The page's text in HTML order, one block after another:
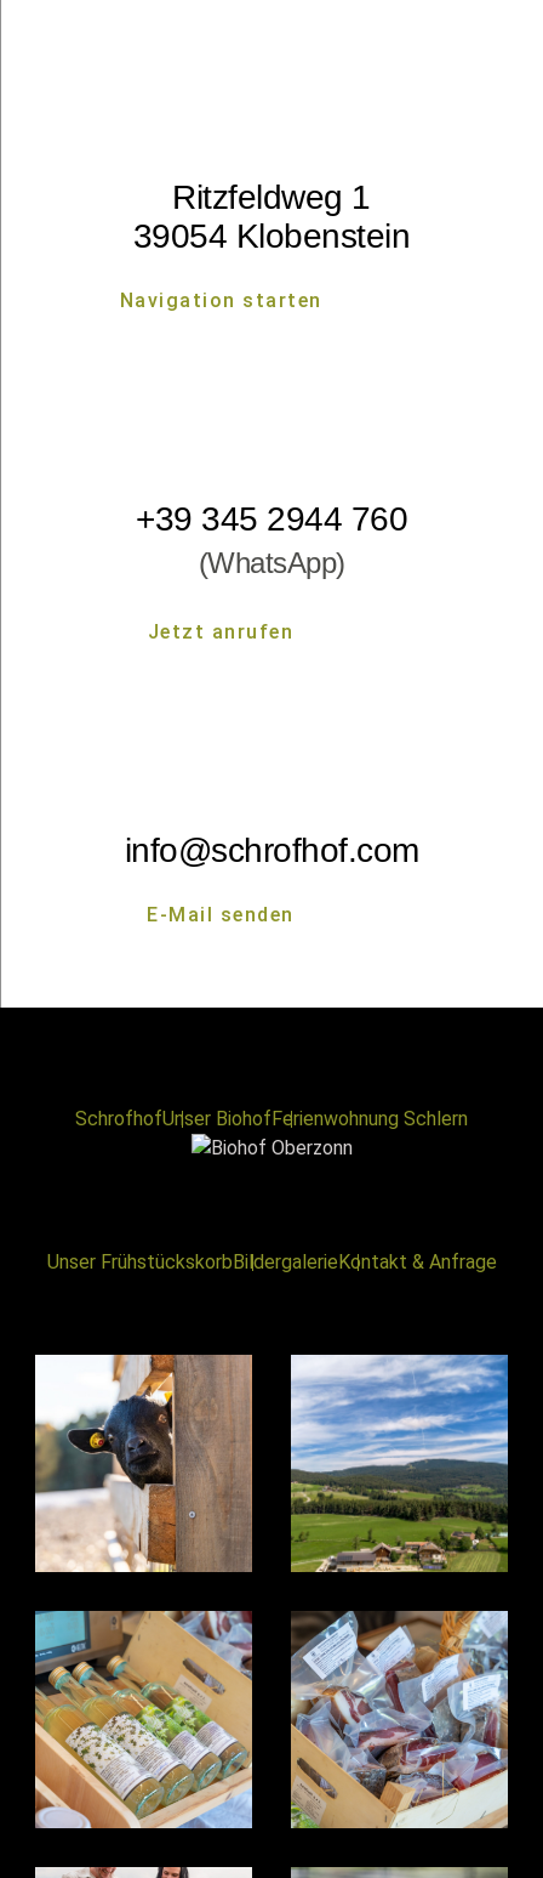
Ritzfeldweg 1
39054 Klobenstein
Navigation starten
+39 345 2944 760
(WhatsApp)
Jetzt anrufen
info@schrofhof.com
E-Mail senden
SchrofhofUnser Biohof Ferienwohnung Schlern
Unser Frühstückskorb Bildergalerie Kontakt & Anfrage